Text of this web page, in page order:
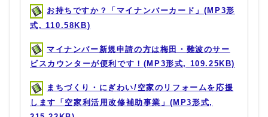
お持ちですか？「マイナンバーカード」(MP3形
式, 110.58KB)
マイナンバー新規申請の方は梅田・難波のサー
ビスカウンターが便利です！(MP3形式, 109.25KB)
まちづくり・にぎわい/空家のリフォームを応援
します「空家利活用改修補助事業」(MP3形式,